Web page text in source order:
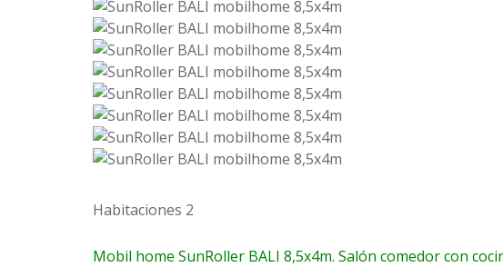
Habitaciones 2
Mobil home SunRoller BALI 8,5x4m. Salón comedor con